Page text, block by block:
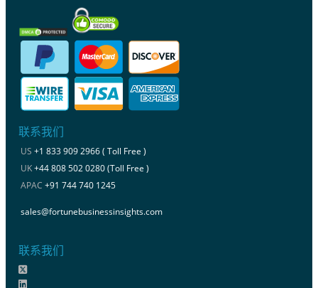
联系我们
US +1 833 909 2966 ( Toll Free )
UK+44 808 502 0280 (Toll Free )
APAC +91 744 740 1245
sales@fortunebusinessinsights.com
联系我们